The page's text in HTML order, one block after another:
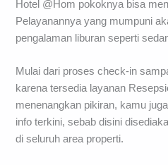
Hotel @Hom pokoknya bisa
Pelayanannya yang mumpuni
pengalaman liburan seperti
Mulai dari proses check-in
karena tersedia layanan
menenangkan pikiran, kamu
info terkini, sebab disini
di seluruh area properti.